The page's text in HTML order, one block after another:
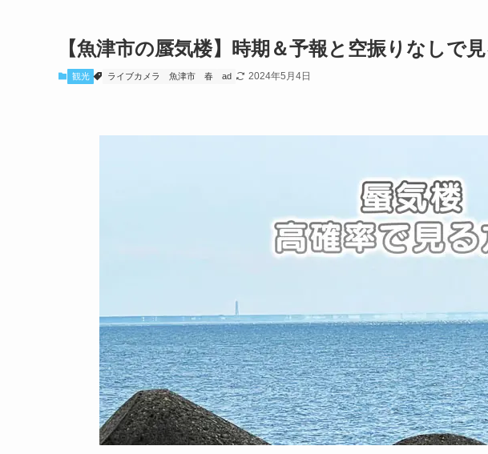
【魚津市の蜃気楼】時期＆予報と空振りなしで
観光 ライブカメラ 魚津市 春 ad 2024年5月4日